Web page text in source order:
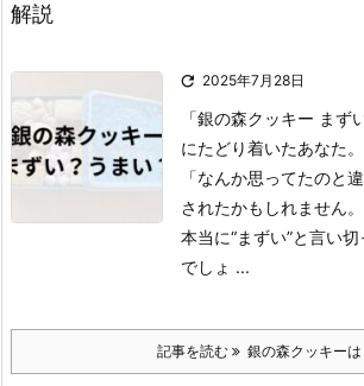
解説
 2025年7月28日
「銀の森クッキー まず
にたどり着いたあなた。
「なんか思ってたのと
されたかもしれません。
本当に“まずい”と言い
でしょ ...
記事を読む 銀の森クッキーは